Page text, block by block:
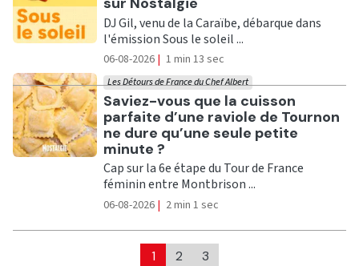
DJ Gil, venu de la Caraïbe, débarque dans
l'émission Sous le soleil ...
06-08-2026 | 1 min 13 sec
Ecouter
Saviez-vous que la cuisson
parfaite d’une raviole de Tournon
ne dure qu’une seule petite
minute ?
Les Détours de France du Chef Albert
Cap sur la 6e étape du Tour de France
féminin entre Montbrison ...
06-08-2026 | 2 min 1 sec
1 2 3